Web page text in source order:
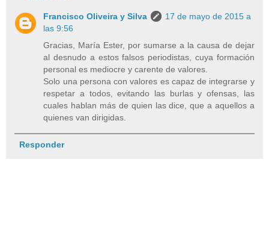
Francisco Oliveira y Silva
17 de mayo de 2015 a
las 9:56
Gracias, María Ester, por sumarse a la causa de dejar
al desnudo a estos falsos periodistas, cuya formación
personal es mediocre y carente de valores.
Solo una persona con valores es capaz de integrarse y
respetar a todos, evitando las burlas y ofensas, las
cuales hablan más de quien las dice, que a aquellos a
quienes van dirigidas.
Responder